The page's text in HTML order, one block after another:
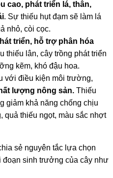
cao, phát triển lá, thân,
. Sự thiếu hụt đạm sẽ làm lá
nhỏ, còi cọc.
triển, hỗ trợ phân hóa
thiếu lân, cây trồng phát triển
kẽm, khó đậu hoa.
với điều kiện môi trường,
lượng nông sản.Thiếu
giảm khả năng chống chịu
thiếu ngọt, màu sắc nhợt
sẻ nguyên tắc lựa chọn
sinh trưởng của cây như